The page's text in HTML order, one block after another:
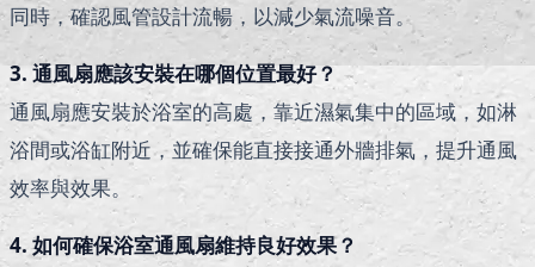
同時，確認風管設計流暢，以減少氣流噪音。
3. 通風扇應該安裝在哪個位置最好？
通風扇應安裝於浴室的高處，靠近濕氣集中的區域，如淋
浴間或浴缸附近，並確保能直接接通外牆排氣，提升通風
效率與效果。
4. 如何確保浴室通風扇維持良好效果？